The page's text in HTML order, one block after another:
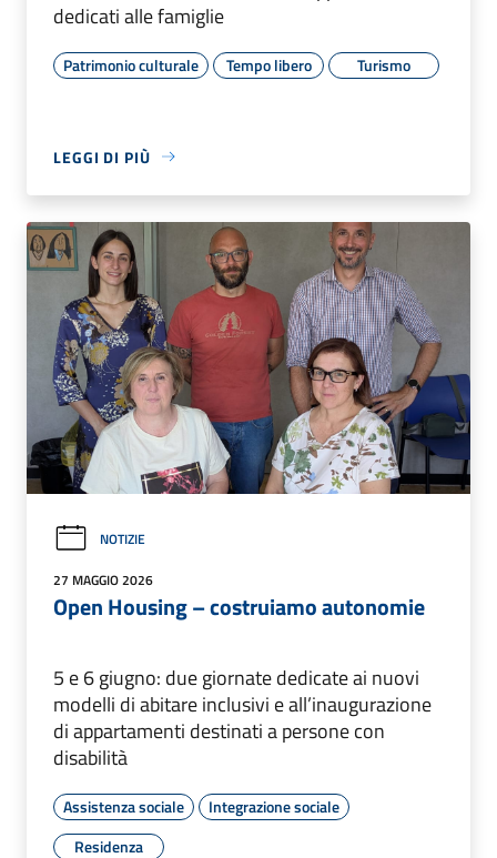
dedicati alle famiglie
Patrimonio culturale Tempo libero Turismo
LEGGI DI PIÙ
NOTIZIE
27 MAGGIO 2026
Open Housing – costruiamo autonomie
5 e 6 giugno: due giornate dedicate ai nuovi
modelli di abitare inclusivi e all’inaugurazione
di appartamenti destinati a persone con
disabilità
Assistenza sociale
Integrazione sociale
Residenza